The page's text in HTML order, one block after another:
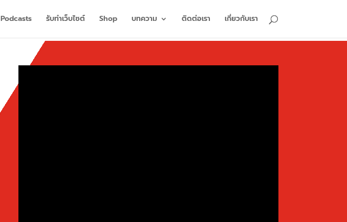
Podcasts รับทำเว็บไซต์ Shop บทความ ติดต่อเรา เกี่ยวกับเรา